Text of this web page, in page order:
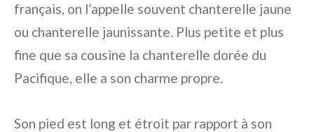
français, on l’appelle souvent chanterelle jaune
ou chanterelle jaunissante. Plus petite et plus
fine que sa cousine la chanterelle dorée du
Pacifique, elle a son charme propre.
Son pied est long et étroit par rapport à son